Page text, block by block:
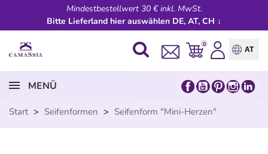
Mindestbestellwert 30 € inkl. MwSt.
Bitte Lieferland hier auswählen DE, AT, CH ↓
0
AT
MENÜ
Start > Seifenformen > Seifenform "Mini-Herzen"